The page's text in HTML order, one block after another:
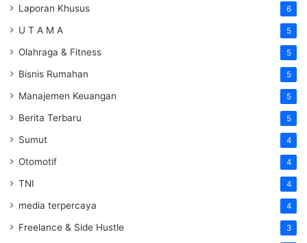
Laporan Khusus 6
U T A M A 5
Olahraga & Fitness 5
Bisnis Rumahan 5
Manajemen Keuangan 5
Berita Terbaru 5
Sumut 4
Otomotif 4
TNI 4
media terpercaya 4
Freelance & Side Hustle 3